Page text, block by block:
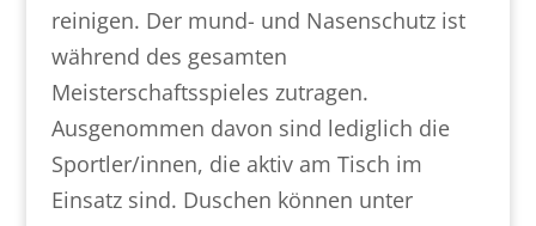
reinigen. Der mund- und Nasenschutz ist
während des gesamten
Meisterschaftsspieles zutragen.
Ausgenommen davon sind lediglich die
Sportler/innen, die aktiv am Tisch im
Einsatz sind. Duschen können unter